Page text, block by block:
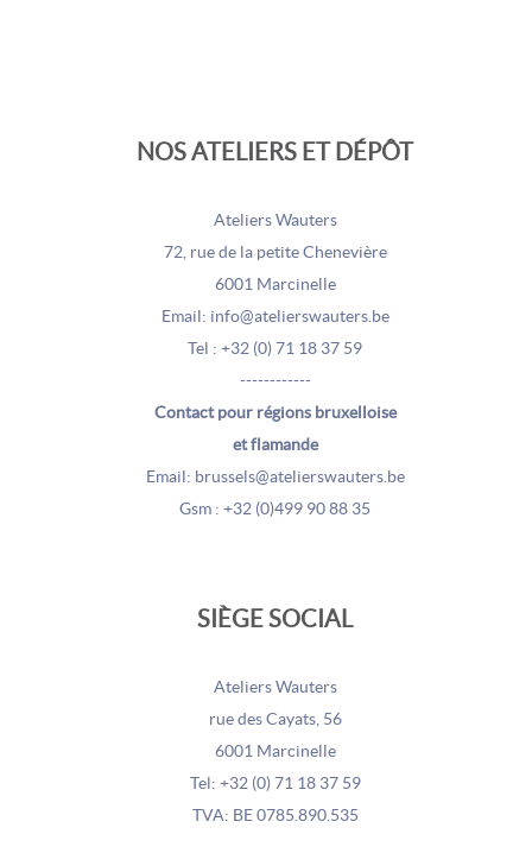
NOS ATELIERS ET DÉPÔT
Ateliers Wauters
72, rue de la petite Chenevière
6001 Marcinelle
Email: info@atelierswauters.be
Tel : +32 (0) 71 18 37 59
------------
Contact pour régions bruxelloise
et flamande
Email: brussels@atelierswauters.be
Gsm : +32 (0)499 90 88 35
SIÈGE SOCIAL
Ateliers Wauters
rue des Cayats, 56
6001 Marcinelle
Tel: +32 (0) 71 18 37 59
TVA: BE 0785.890.535